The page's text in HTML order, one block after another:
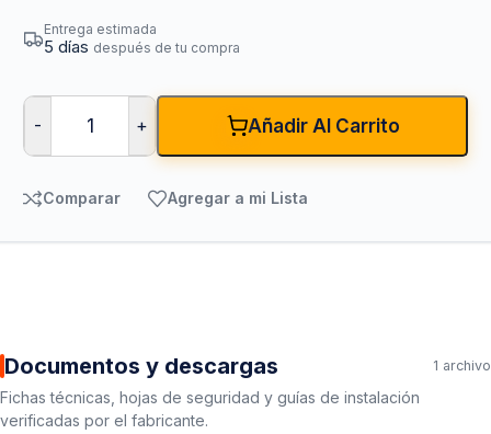
Entrega estimada
5 días después de tu compra
- + Añadir Al Carrito
Comparar Agregar a mi Lista
Documentos y descargas 1 archivo
Fichas técnicas, hojas de seguridad y guías de instalación
verificadas por el fabricante.